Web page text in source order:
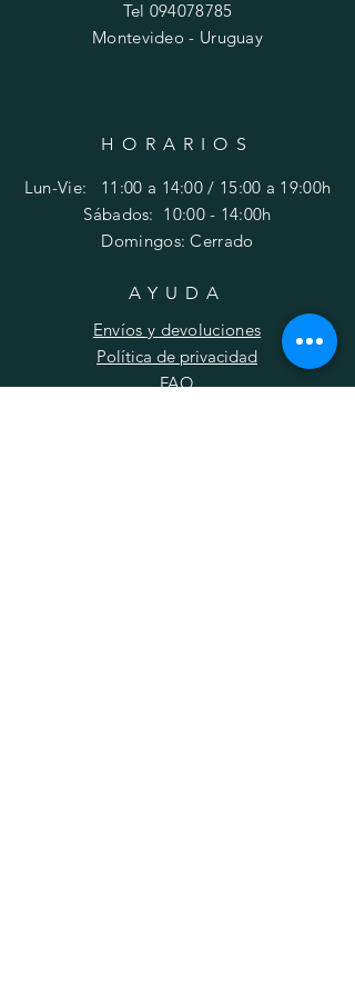
Tel 094078785
Montevideo - Uruguay
HORARIOS
Lun-Vie: 11:00 a 14:00 / 15:00 a 19:00h
​​Sábados: 10:00 - 14:00h
Domingos: Cerrado
AYUDA
Envíos y devoluciones
Política de privacidad
FAQ